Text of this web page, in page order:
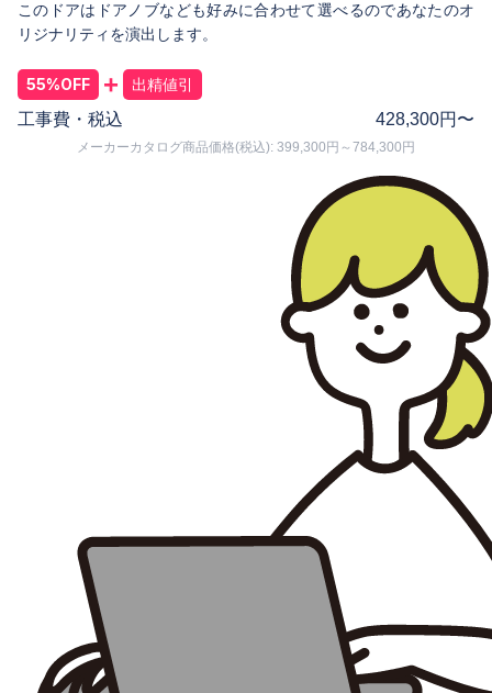
このドアはドアノブなども好みに合わせて選べるのであなたのオ
リジナリティを演出します。
55%OFF +
出精値引
工事費・税込
428,300円〜
メーカーカタログ商品価格(税込): 399,300円～784,300円